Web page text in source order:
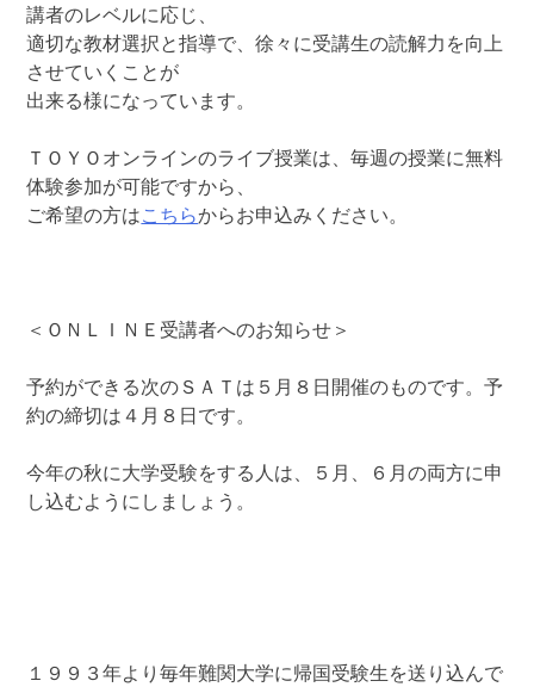
講者のレベルに応じ、
適切な教材選択と指導で、徐々に受講生の読解力を向上
させていくことが
出来る様になっています。
ＴＯＹＯオンラインのライブ授業は、毎週の授業に無料
体験参加が可能ですから、
ご希望の方はこちらからお申込みください。
＜ＯＮＬＩＮＥ受講者へのお知らせ＞
予約ができる次のＳＡＴは５月８日開催のものです。予
約の締切は４月８日です。
今年の秋に大学受験をする人は、５月、６月の両方に申
し込むようにしましょう。
１９９３年より毎年難関大学に帰国受験生を送り込んで